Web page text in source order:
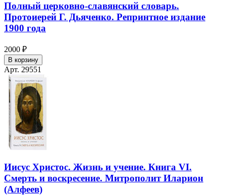
Полный церковно-славянский словарь.
Протоиерей Г. Дьяченко. Репринтное издание
1900 года
2000 ₽
В корзину
Арт. 29551
Иисус Христос. Жизнь и учение. Книга VI.
Смерть и воскресение. Митрополит Иларион
(Алфеев)